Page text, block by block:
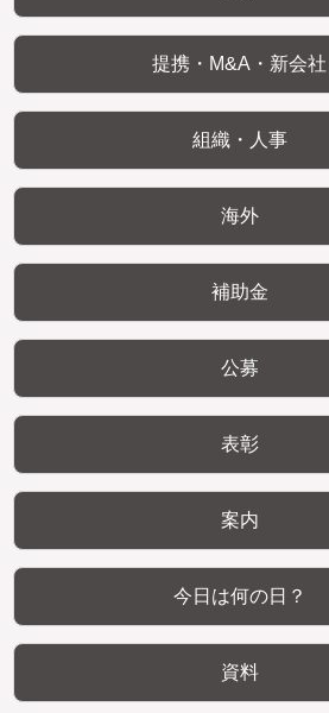
提携・M&A・新会社
組織・人事
海外
補助金
公募
表彰
案内
今日は何の日？
資料